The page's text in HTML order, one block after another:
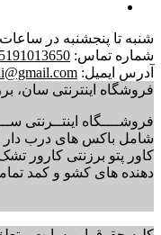
شنبه تا پنجشنبه در
شماره تماس:
آدرس ایمیل:
فروشگاه اینترنتی سان،
فروشــــگاه اینتــرنتی
شامل باکس های درب دار
کاور پتو برزنتی کارور
دهنده های کشو و کمد